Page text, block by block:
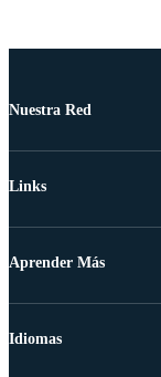
Nuestra Red
Links
Aprender Más
Idiomas